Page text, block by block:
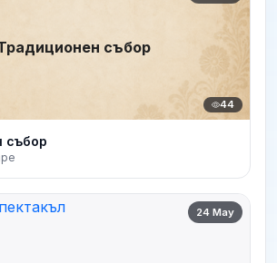
събор
44
събор
24 May